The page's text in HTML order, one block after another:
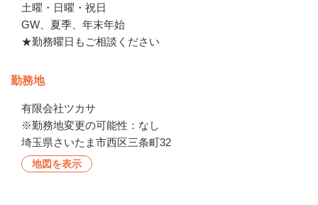
土曜・日曜・祝日
GW、夏季、年末年始
★勤務曜日もご相談ください
勤務地
有限会社ツカサ
※勤務地変更の可能性：なし
埼玉県さいたま市西区三条町32
地図を表示